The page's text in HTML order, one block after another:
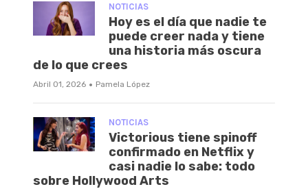
NOTICIAS
Hoy es el día que nadie te
puede creer nada y tiene
una historia más oscura
de lo que crees
Abril 01, 2026 · Pamela López
NOTICIAS
Victorious tiene spinoff
confirmado en Netflix y
casi nadie lo sabe: todo
sobre Hollywood Arts